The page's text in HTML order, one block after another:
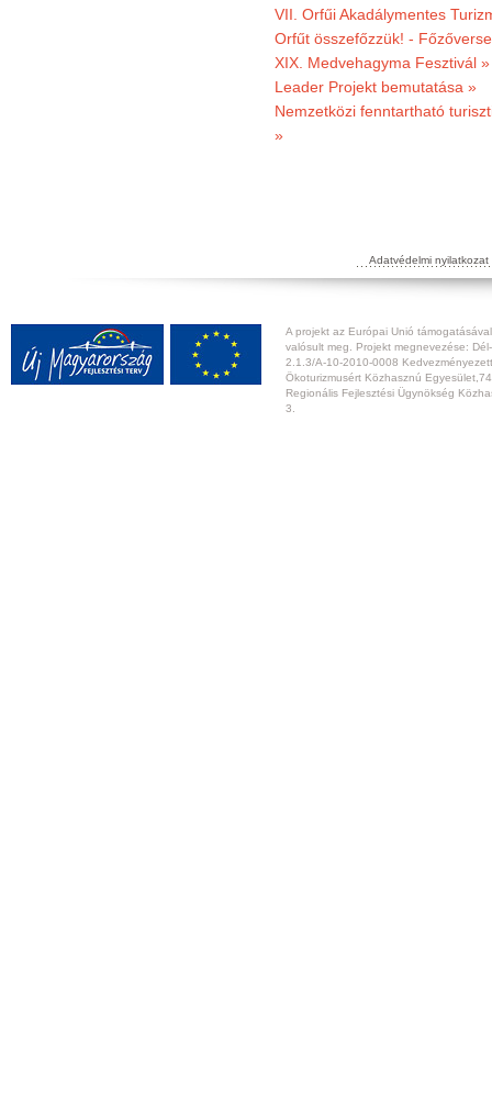
VII. Orfűi Akadálymentes
Orfűt összefőzzük! -
XIX. Medvehagyma Fesztivál »
Leader Projekt bemutatása »
Nemzetközi fenntartható
»
Adatvédelmi nyilatkozat
A projekt az Európai Unió
valósult meg. Projekt megnevezése:
2.1.3/A-10-2010-0008
Ökoturizmusért Közhasznú
Regionális Fejlesztési Ügynökség
3.